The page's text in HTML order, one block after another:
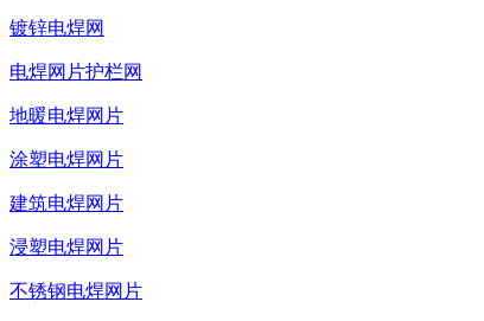
镀锌电焊网
电焊网片护栏网
地暖电焊网片
涂塑电焊网片
建筑电焊网片
浸塑电焊网片
不锈钢电焊网片